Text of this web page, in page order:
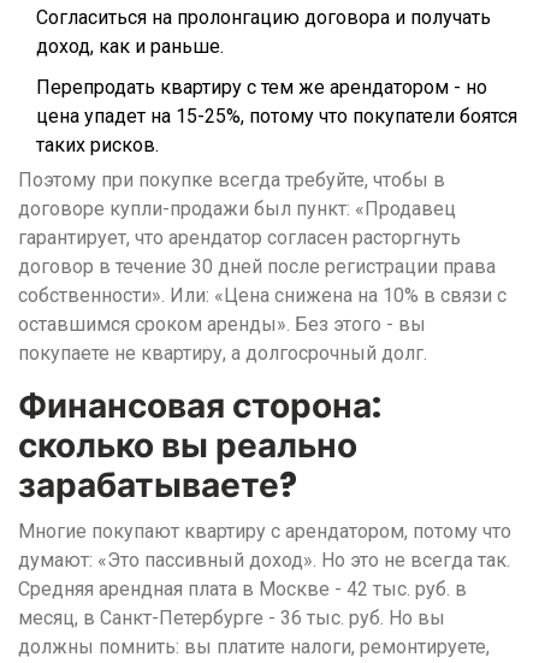
Согласиться на пролонгацию договора и получать
доход, как и раньше.
Перепродать квартиру с тем же арендатором - но
цена упадет на 15-25%, потому что покупатели боятся
таких рисков.
Поэтому при покупке всегда требуйте, чтобы в
договоре купли-продажи был пункт: «Продавец
гарантирует, что арендатор согласен расторгнуть
договор в течение 30 дней после регистрации права
собственности». Или: «Цена снижена на 10% в связи с
оставшимся сроком аренды». Без этого - вы
покупаете не квартиру, а долгосрочный долг.
Финансовая сторона:
сколько вы реально
зарабатываете?
Многие покупают квартиру с арендатором, потому что
думают: «Это пассивный доход». Но это не всегда так.
Средняя арендная плата в Москве - 42 тыс. руб. в
месяц, в Санкт-Петербурге - 36 тыс. руб. Но вы
должны помнить: вы платите налоги, ремонтируете,